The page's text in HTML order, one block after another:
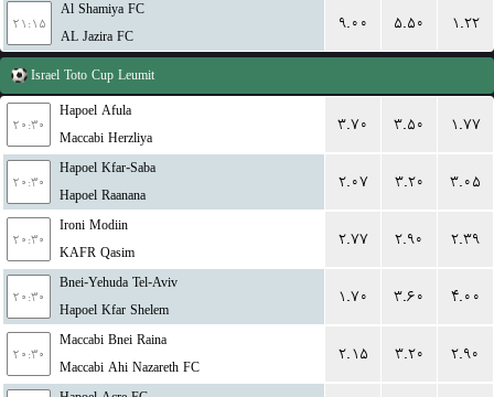
۲۱:۱۵
Al Shamiya FC
AL Jazira FC
۹.۰۰ ۵.۵۰ ۱.۲۲
Israel Toto Cup Leumit
۲۰:۳۰
Hapoel Afula
Maccabi Herzliya
۳.۷۰ ۳.۵۰ ۱.۷۷
۲۰:۳۰
Hapoel Kfar-Saba
Hapoel Raanana
۲.۰۷ ۳.۲۰ ۳.۰۵
۲۰:۳۰
Ironi Modiin
KAFR Qasim
۲.۷۷ ۲.۹۰ ۲.۳۹
۲۰:۳۰
Bnei-Yehuda Tel-Aviv
Hapoel Kfar Shelem
۱.۷۰ ۳.۶۰ ۴.۰۰
۲۰:۳۰
Maccabi Bnei Raina
Maccabi Ahi Nazareth FC
۲.۱۵ ۳.۲۰ ۲.۹۰